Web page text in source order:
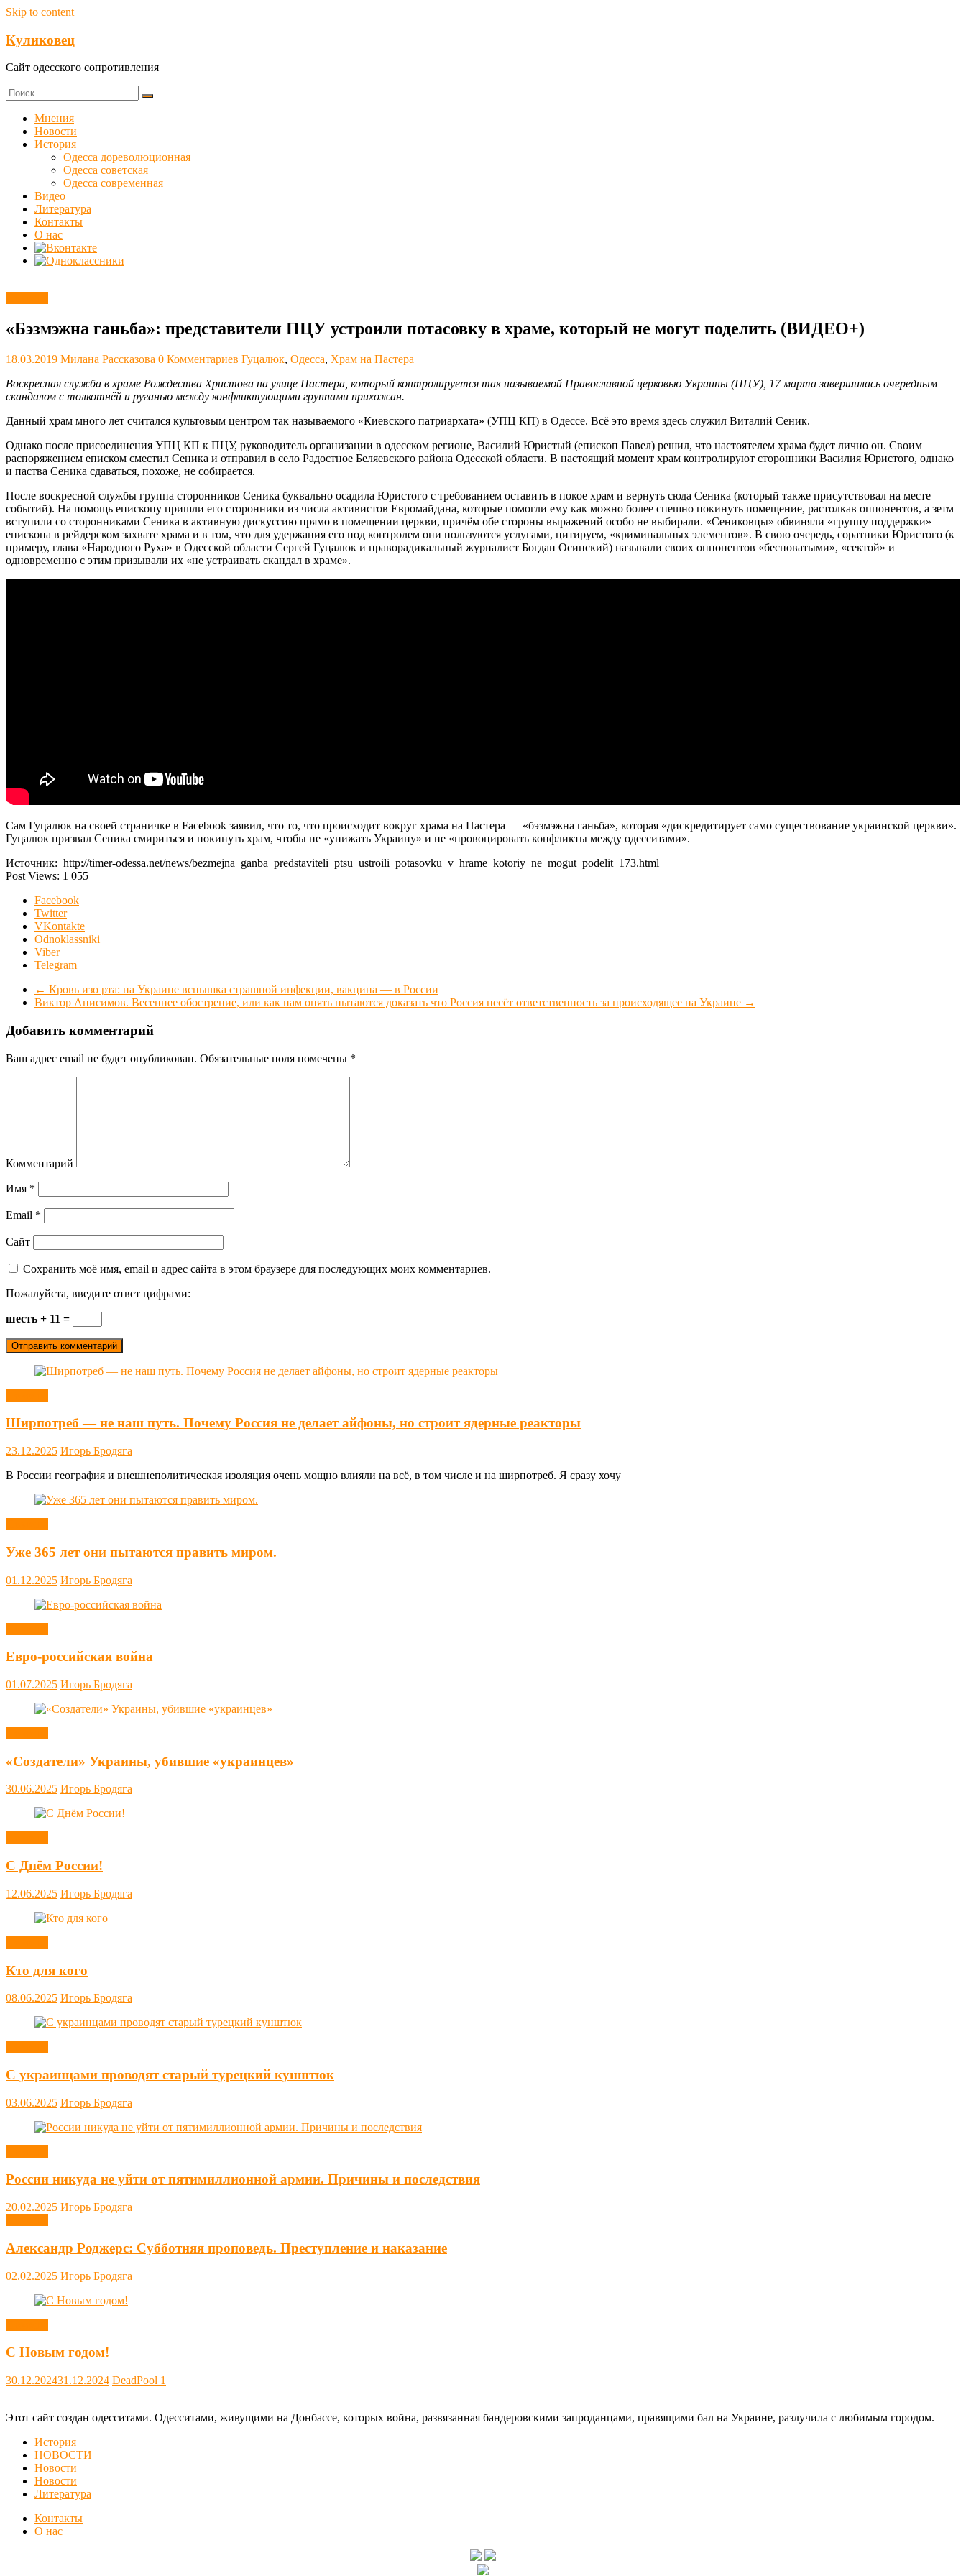
Skip to content
Куликовец
Сайт одесского сопротивления
Мнения
Новости
История
Одесса дореволюционная
Одесса советская
Одесса современная
Видео
Литература
Контакты
О нас
«Бэзмэжна ганьба»: представители ПЦУ устроили потасовку в храме, который не могут поделить (ВИДЕО+)
18.03.2019 Милана Рассказова 0 Комментариев Гуцалюк, Одесса, Храм на Пастера
Воскресная служба в храме Рождества Христова на улице Пастера, который контролируется так называемой Православной церковью Украины (ПЦУ), 17 марта завершилась очередным
скандалом с толкотнёй и руганью между конфликтующими группами прихожан.
Данный храм много лет считался культовым центром так называемого «Киевского патриархата» (УПЦ КП) в Одессе. Всё это время здесь служил Виталий Сеник.
Однако после присоединения УПЦ КП к ПЦУ, руководитель организации в одесском регионе, Василий Юристый (епископ Павел) решил, что настоятелем храма будет лично он. Своим
распоряжением еписком сместил Сеника и отправил в село Радостное Беляевского района Одесской области. В настоящий момент храм контролируют сторонники Василия Юристого, однако
и паства Сеника сдаваться, похоже, не собирается.
После воскресной службы группа сторонников Сеника буквально осадила Юристого с требованием оставить в покое храм и вернуть сюда Сеника (который также присутствовал на месте
событий). На помощь епископу пришли его сторонники из числа активистов Евромайдана, которые помогли ему как можно более спешно покинуть помещение, растолкав оппонентов, а зетм
вступили со сторонниками Сеника в активную дискуссию прямо в помещении церкви, причём обе стороны выражений особо не выбирали. «Сениковцы» обвиняли «группу поддержки»
епископа в рейдерском захвате храма и в том, что для удержания его под контролем они пользуются услугами, цитируем, «криминальных элементов». В свою очередь, соратники Юристого (к
примеру, глава «Народного Руха» в Одесской области Сергей Гуцалюк и праворадикальный журналист Богдан Осинский) называли своих оппонентов «бесноватыми», «сектой» и
одновременно с этим призывали их «не устраивать скандал в храме».
Сам Гуцалюк на своей страничке в Facebook заявил, что то, что происходит вокруг храма на Пастера — «бэзмэжна ганьба», которая «дискредитирует само существование украинской церкви».
Гуцалюк призвал Сеника смириться и покинуть храм, чтобы не «унижать Украину» и не «провоцировать конфликты между одесситами».
Источник: http://timer-odessa.net/news/bezmejna_ganba_predstaviteli_ptsu_ustroili_potasovku_v_hrame_kotoriy_ne_mogut_podelit_173.html
Post Views: 1 055
Facebook
Twitter
VKontakte
Odnoklassniki
Viber
Telegram
← Кровь изо рта: на Украине вспышка страшной инфекции, вакцина — в России
Виктор Анисимов. Весеннее обострение, или как нам опять пытаются доказать что Россия несёт ответственность за происходящее на Украине →
Добавить комментарий
Ваш адрес email не будет опубликован. Обязательные поля помечены *
Комментарий
Имя *
Email *
Сайт
Сохранить моё имя, email и адрес сайта в этом браузере для последующих моих комментариев.
Пожалуйста, введите ответ цифрами:
шесть + 11 =
Ширпотреб — не наш путь. Почему Россия не делает айфоны, но строит ядерные реакторы
23.12.2025 Игорь Бродяга
В России география и внешнеполитическая изоляция очень мощно влияли на всё, в том числе и на ширпотреб. Я сразу хочу
Уже 365 лет они пытаются править миром.
01.12.2025 Игорь Бродяга
Евро-российская война
01.07.2025 Игорь Бродяга
«Создатели» Украины, убившие «украинцев»
30.06.2025 Игорь Бродяга
С Днём России!
12.06.2025 Игорь Бродяга
Кто для кого
08.06.2025 Игорь Бродяга
С украинцами проводят старый турецкий кунштюк
03.06.2025 Игорь Бродяга
России никуда не уйти от пятимиллионной армии. Причины и последствия
20.02.2025 Игорь Бродяга
Александр Роджерс: Субботняя проповедь. Преступление и наказание
02.02.2025 Игорь Бродяга
С Новым годом!
30.12.202431.12.2024 DeadPool 1
Этот сайт создан одесситами. Одесситами, живущими на Донбассе, которых война, развязанная бандеровскими запроданцами, правящими бал на Украине, разлучила с любимым городом.
История
НОВОСТИ
Новости
Новости
Литература
Контакты
О нас